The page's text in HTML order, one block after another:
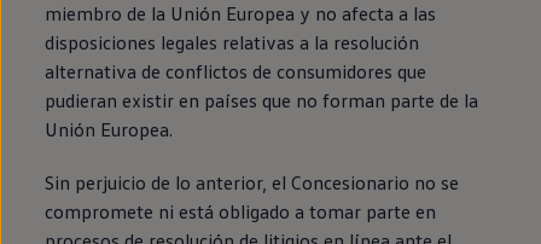
miembro de la Unión Europea y no afecta a las
disposiciones legales relativas a la resolución
alternativa de conflictos de consumidores que
pudieran existir en países que no forman parte de la
Unión Europea.
Sin perjuicio de lo anterior, el Concesionario no se
compromete ni está obligado a tomar parte en